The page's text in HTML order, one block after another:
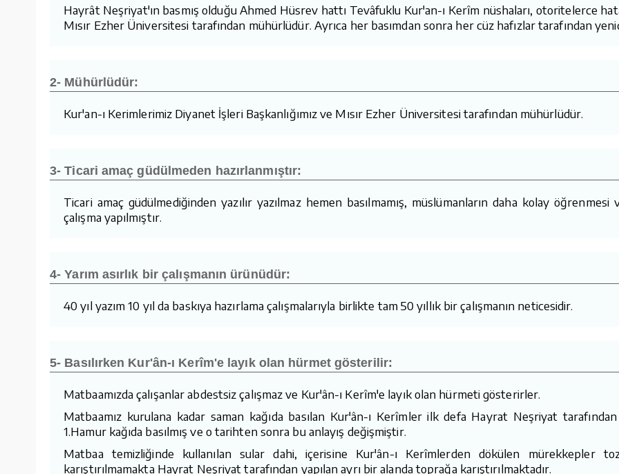
Hayrât Neşriyat'ın basmış olduğu Ahmed Hüsrev hattı Tevâfuklu Kur'an-ı Kerîm nüshaları, otoritelerce
Mısır Ezher Üniversitesi tarafından mühürlüdür. Ayrıca her basımdan sonra her cüz hafızlar tarafından
2- Mühürlüdür:
Kur'an-ı Kerimlerimiz Diyanet İşleri Başkanlığımız ve Mısır Ezher Üniversitesi tarafından mühürlüdür.
3- Ticari amaç güdülmeden hazırlanmıştır:
Ticari amaç güdülmediğinden yazılır yazılmaz hemen basılmamış, müslümanların daha kolay
çalışma yapılmıştır.
4- Yarım asırlık bir çalışmanın ürünüdür:
40 yıl yazım 10 yıl da baskıya hazırlama çalışmalarıyla birlikte tam 50 yıllık bir çalışmanın neticesidir.
5- Basılırken Kur'ân-ı Kerîm'e layık olan hürmet gösterilir:
Matbaamızda çalışanlar abdestsiz çalışmaz ve Kur'ân-ı Kerîm'e layık olan hürmeti gösterirler.
Matbaamız kurulana kadar saman kağıda basılan Kur'ân-ı Kerîmler ilk defa Hayrat Neşriyat
1.Hamur kağıda basılmış ve o tarihten sonra bu anlayış değişmiştir.
Matbaa temizliğinde kullanılan sular dahi, içerisine Kur'ân-ı Kerîmlerden dökülen mürekkepler
karıştırılmamakta Hayrat Neşriyat tarafından yapılan ayrı bir alanda toprağa karıştırılmaktadır.